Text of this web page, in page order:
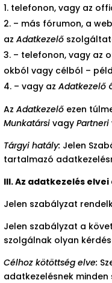
telefonon, vagy az
– más fórumon, a
azAdatkezelő
– telefonon, vagy az
okból vagy célból –
– vagy azAdatkezelő
AzAdatkezelő ezen
MunkatársivagyPartneri
Tárgyi hatály: Jelen
tartalmazó
III. Az adatkezelés
Jelen szabályzat
Jelen szabályzat a
szolgálnak olyan
Célhoz kötöttség elve:
adatkezelésnek